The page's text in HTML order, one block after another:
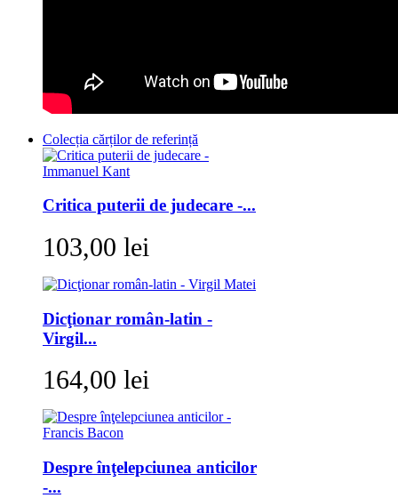
Colecția cărților de referință
Critica puterii de judecare -...
103,00 lei
Dicţionar român-latin -
Virgil...
164,00 lei
Despre înţelepciunea anticilor
-...